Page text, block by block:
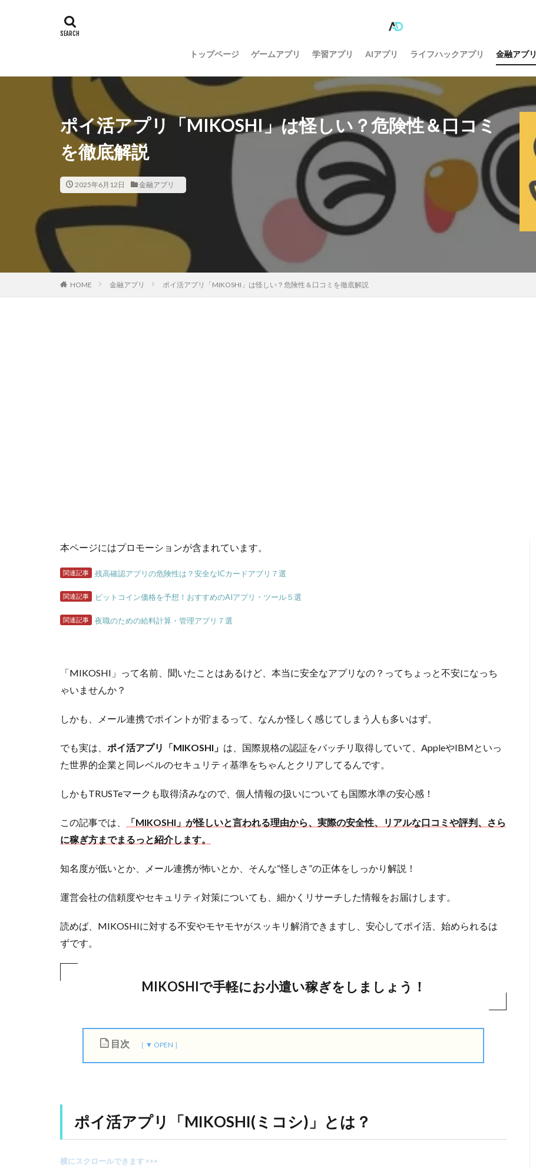
トップページ ゲームアプリ 学習アプリ AIアプリ ライフハックアプリ 金融アプリ
ポイ活アプリ「MIKOSHI」は怪しい？危険性＆口コミ
を徹底解説
2025年6月12日 金融アプリ
HOME 金融アプリ ポイ活アプリ「MIKOSHI」は怪しい？危険性＆口コミを徹底解説
本ページにはプロモーションが含まれています。
関連記事 残高確認アプリの危険性は？安全なICカードアプリ７選
関連記事 ビットコイン価格を予想！おすすめのAIアプリ・ツール５選
関連記事 夜職のための給料計算・管理アプリ７選
「MIKOSHI」って名前、聞いたことはあるけど、本当に安全なアプリなの？ってちょっと不安になっち
ゃいませんか？
しかも、メール連携でポイントが貯まるって、なんか怪しく感じてしまう人も多いはず。
でも実は、 ポイ活アプリ「MIKOSHI」 は、国際規格の認証をバッチリ取得していて、AppleやIBMといっ
た世界的企業と同レベルのセキュリティ基準をちゃんとクリアしてるんです。
しかもTRUSTeマークも取得済みなので、個人情報の扱いについても国際水準の安心感！
この記事では、
「MIKOSHI」が怪しいと言われる理由から、実際の安全性、リアルな口コミや評判、さら
に稼ぎ方までまるっと紹介します。
知名度が低いとか、メール連携が怖いとか、そんな“怪しさ”の正体をしっかり解説！
運営会社の信頼度やセキュリティ対策についても、細かくリサーチした情報をお届けします。
読めば、MIKOSHIに対する不安やモヤモヤがスッキリ解消できますし、安心してポイ活、始められるは
ずです。
MIKOSHIで手軽にお小遣い稼ぎをしましょう！
目次
活
ア
プ
「
ポイ活アプリ「MIKOSHI(ミコシ)」とは？